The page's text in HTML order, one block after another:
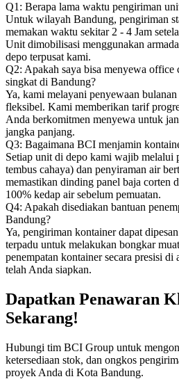
Q1: Berapa lama waktu pengiriman
Untuk wilayah Bandung, pengiriman
memakan waktu sekitar 2 - 4 Jam
Unit dimobilisasi menggunakan
depo terpusat kami.
Q2: Apakah saya bisa menyewa office
singkat di Bandung?
Ya, kami melayani penyewaan
fleksibel. Kami memberikan tarif
Anda berkomitmen menyewa untuk
jangka panjang.
Q3: Bagaimana BCI menjamin
Setiap unit di depo kami wajib
tembus cahaya) dan penyiraman air
memastikan dinding panel baja corten
100% kedap air sebelum pemuatan.
Q4: Apakah disediakan bantuan
Bandung?
Ya, pengiriman kontainer dapat
terpadu untuk melakukan bongkar
penempatan kontainer secara presisi di
telah Anda siapkan.
Dapatkan Penawaran
Sekarang!
Hubungi tim BCI Group untuk
ketersediaan stok, dan ongkos
proyek Anda di Kota Bandung.